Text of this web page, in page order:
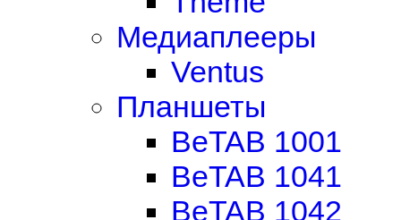
Медиаплееры
Ventus
Планшеты
BeTAB 1001
BeTAB 1041
BeTAB 1042